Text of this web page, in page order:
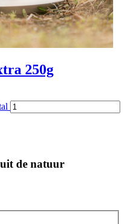
250g
de natuur